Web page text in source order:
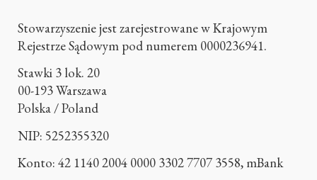
Stowarzyszenie jest zarejestrowane w Krajowym
Rejestrze Sądowym pod numerem 0000236941.
Stawki 3 lok. 20
00-193 Warszawa
Polska / Poland
NIP: 5252355320
Konto: 42 1140 2004 0000 3302 7707 3558, mBank